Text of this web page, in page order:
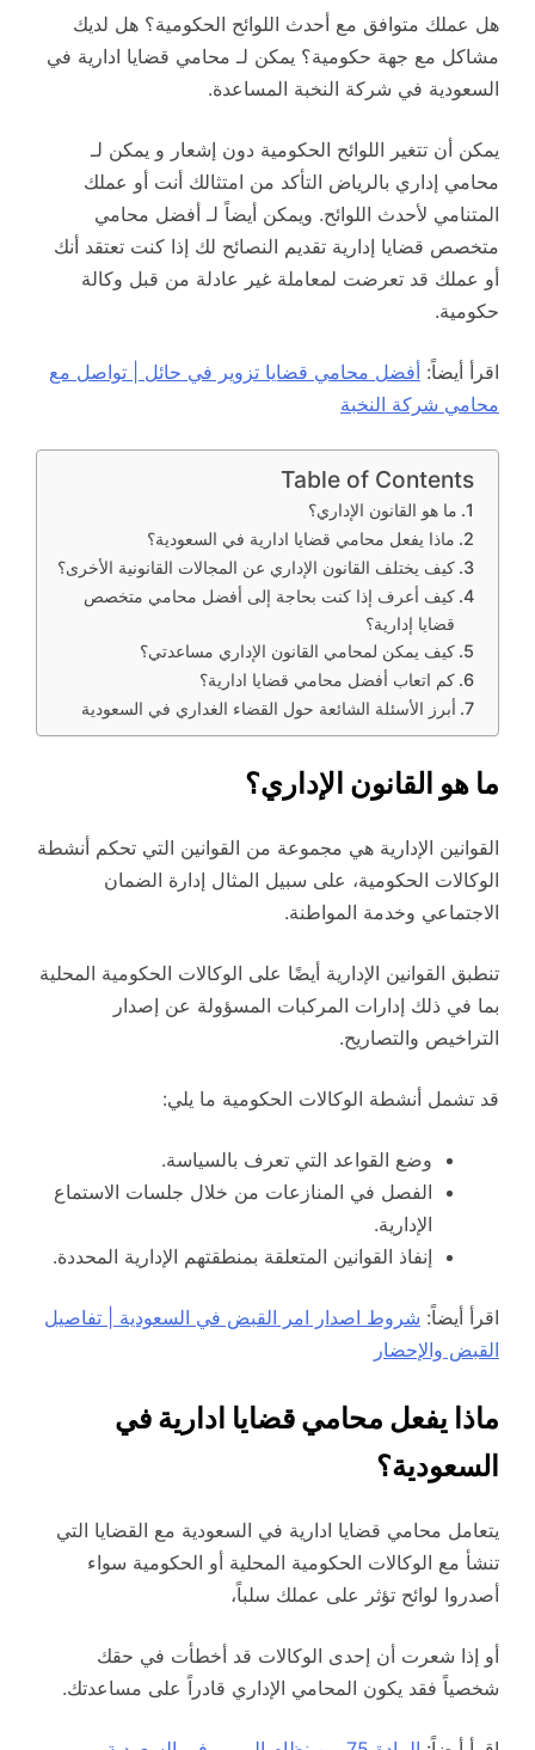
هل عملك متوافق مع أحدث اللوائح الحكومية؟ هل لديك
مشاكل مع جهة حكومية؟ يمكن لـ محامي قضايا ادارية في
السعودية في شركة النخبة المساعدة.
يمكن أن تتغير اللوائح الحكومية دون إشعار و يمكن لـ
محامي إداري بالرياض التأكد من امتثالك أنت أو عملك
المتنامي لأحدث اللوائح. ويمكن أيضاً لـ أفضل محامي
متخصص قضايا إدارية تقديم النصائح لك إذا كنت تعتقد أنك
أو عملك قد تعرضت لمعاملة غير عادلة من قبل وكالة
حكومية.
اقرأ أيضاً: أفضل محامي قضايا تزوير في حائل | تواصل مع
محامي شركة النخبة
Table of Contents
ما هو القانون الإداري؟
ماذا يفعل محامي قضايا ادارية في السعودية؟
كيف يختلف القانون الإداري عن المجالات القانونية الأخرى؟
كيف أعرف إذا كنت بحاجة إلى أفضل محامي متخصص
قضايا إدارية؟
كيف يمكن لمحامي القانون الإداري مساعدتي؟
كم اتعاب أفضل محامي قضايا ادارية؟
أبرز الأسئلة الشائعة حول القضاء الغداري في السعودية
ما هو القانون الإداري؟
القوانين الإدارية هي مجموعة من القوانين التي تحكم أنشطة
الوكالات الحكومية، على سبيل المثال إدارة الضمان
الاجتماعي وخدمة المواطنة.
تنطبق القوانين الإدارية أيضًا على الوكالات الحكومية المحلية
بما في ذلك إدارات المركبات المسؤولة عن إصدار
التراخيص والتصاريح.
قد تشمل أنشطة الوكالات الحكومية ما يلي:
وضع القواعد التي تعرف بالسياسة.
الفصل في المنازعات من خلال جلسات الاستماع
الإدارية.
إنفاذ القوانين المتعلقة بمنطقتهم الإدارية المحددة.
اقرأ أيضاً: شروط اصدار امر القبض في السعودية | تفاصيل
القبض والإحضار
ماذا يفعل محامي قضايا ادارية في
السعودية؟
يتعامل محامي قضايا ادارية في السعودية مع القضايا التي
تنشأ مع الوكالات الحكومية المحلية أو الحكومية سواء
أصدروا لوائح تؤثر على عملك سلباً،
أو إذا شعرت أن إحدى الوكالات قد أخطأت في حقك
شخصياً فقد يكون المحامي الإداري قادراً على مساعدتك.